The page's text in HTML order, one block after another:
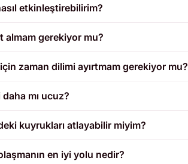
etkinleştirebilirim?
almam gerekiyor mu?
zaman dilimi ayırtmam gerekiyor mu?
mı ucuz?
kuyrukları atlayabilir miyim?
en iyi yolu nedir?